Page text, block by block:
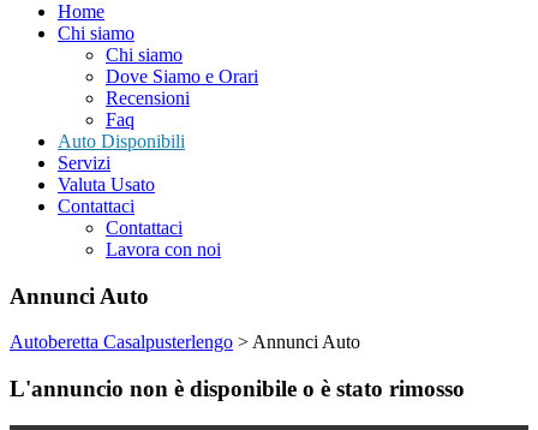
Home
Chi siamo
Chi siamo
Dove Siamo e Orari
Recensioni
Faq
Auto Disponibili
Servizi
Valuta Usato
Contattaci
Contattaci
Lavora con noi
Annunci Auto
Autoberetta Casalpusterlengo >Annunci Auto
L'annuncio non è disponibile o è stato rimosso